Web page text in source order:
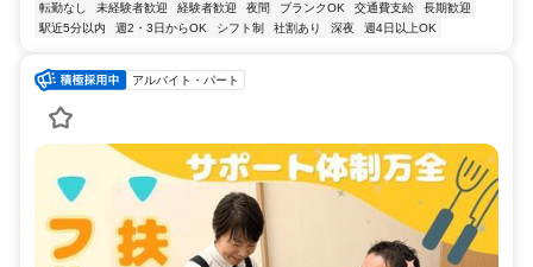
転勤なし
未経験者歓迎 経験者歓迎 夜間 ブランクOK 交通費支給
長期歓迎
駅近5分以内
週2・3日からOK シフト制 社割あり 深夜 週4日以上OK
アルバイト・パート